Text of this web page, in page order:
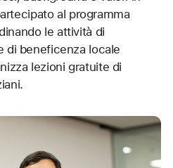
al programma
le attività di
di beneficenza locale
lezioni gratuite di